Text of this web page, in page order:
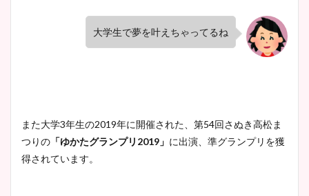
大学生で夢を叶えちゃってるね
また大学3年生の2019年に開催された、第54回さぬき高松ま
つりの 「ゆかたグランプリ2019」 に出演、準グランプリを獲
得されています。